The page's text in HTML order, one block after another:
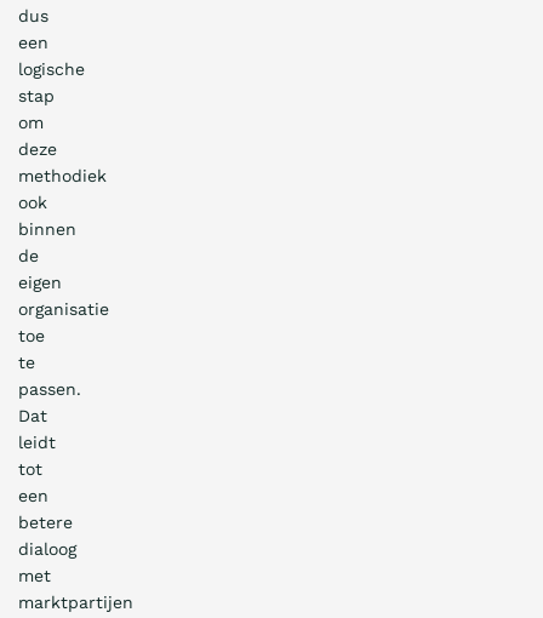
dus
een
logische
stap
om
deze
methodiek
ook
binnen
de
eigen
organisatie
toe
te
passen.
Dat
leidt
tot
een
betere
dialoog
met
marktpartijen